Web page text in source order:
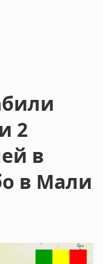
2
в
в Мали